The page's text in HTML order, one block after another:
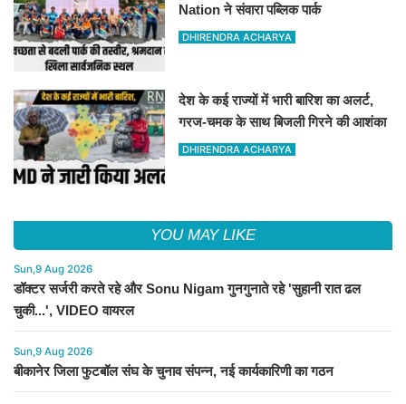
Nation ने संवारा पब्लिक पार्क
DHIRENDRA ACHARYA
देश के कई राज्यों में भारी बारिश का अलर्ट,
गरज-चमक के साथ बिजली गिरने की आशंका
DHIRENDRA ACHARYA
YOU MAY LIKE
Sun,9 Aug 2026
डॉक्टर सर्जरी करते रहे और Sonu Nigam गुनगुनाते रहे 'सुहानी रात ढल
चुकी...', VIDEO वायरल
Sun,9 Aug 2026
बीकानेर जिला फुटबॉल संघ के चुनाव संपन्न, नई कार्यकारिणी का गठन